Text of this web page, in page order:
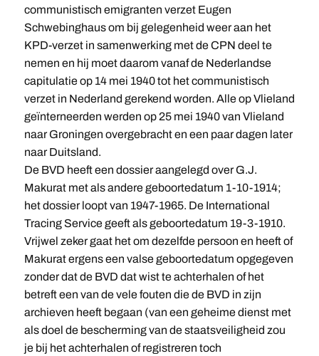
communistisch emigranten verzet Eugen
Schwebinghaus om bij gelegenheid weer aan het
KPD-verzet in samenwerking met de CPN deel te
nemen en hij moet daarom vanaf de Nederlandse
capitulatie op 14 mei 1940 tot het communistisch
verzet in Nederland gerekend worden. Alle op Vlieland
geïnterneerden werden op 25 mei 1940 van Vlieland
naar Groningen overgebracht en een paar dagen later
naar Duitsland.
De BVD heeft een dossier aangelegd over G.J.
Makurat met als andere geboortedatum 1-10-1914;
het dossier loopt van 1947-1965. De International
Tracing Service geeft als geboortedatum 19-3-1910.
Vrijwel zeker gaat het om dezelfde persoon en heeft of
Makurat ergens een valse geboortedatum opgegeven
zonder dat de BVD dat wist te achterhalen of het
betreft een van de vele fouten die de BVD in zijn
archieven heeft begaan (van een geheime dienst met
als doel de bescherming van de staatsveiligheid zou
je bij het achterhalen of registreren toch